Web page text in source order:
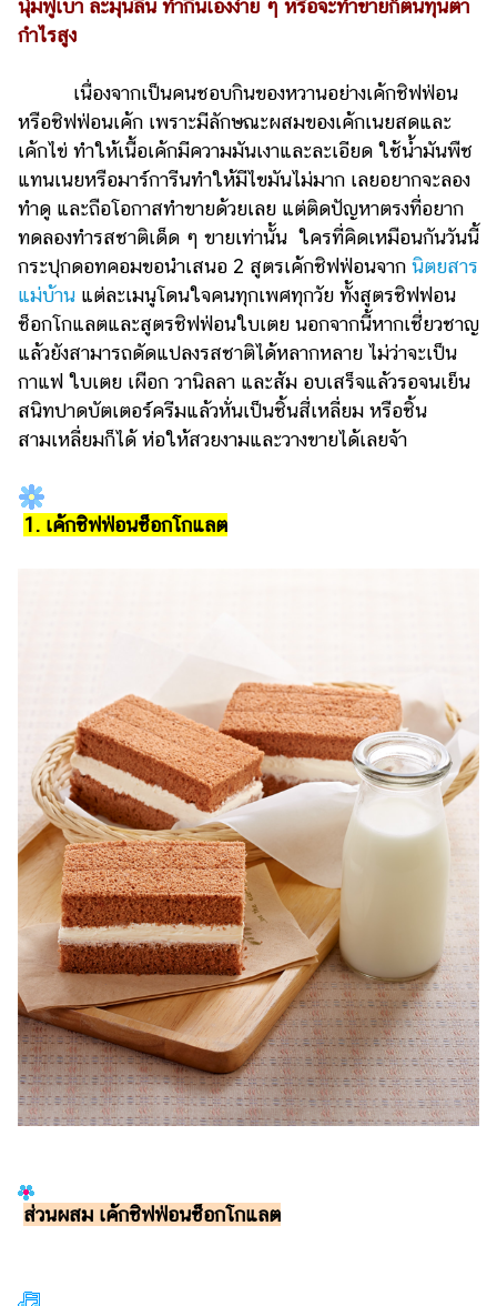
ดูด
วง
ผู้ชาย
สุขภาพ
ท่อง
สูตร
อาหาร
ง่ายๆ
ช้อป
ปิ้ง
บ้าน
ทอง
ราคา
น้ำมัน
วา
ไร
ตี้
แต่งงาน
แม่
และ
เด็ก
สัตว์
เลี้ยง
บริการ
กระปุก
นุ่มฟูเบา ละมุนลิ้น ทำกินเองง่าย ๆ หรือจะทำขายก็ต้นทุนต่ำ
กำไรสูง
เนื่องจากเป็นคนชอบกินของหวานอย่างเค้กชิฟฟ่อน
หรือชิฟฟ่อนเค้ก เพราะมีลักษณะผสมของเค้กเนยสดและ
เค้กไข่ ทำให้เนื้อเค้กมีความมันเงาและละเอียด ใช้น้ำมันพืช
แทนเนยหรือมาร์การีนทำให้มีไขมันไม่มาก เลยอยากจะลอง
ทำดู และถือโอกาสทำขายด้วยเลย แต่ติดปัญหาตรงที่อยาก
ทดลองทำรสชาติเด็ด ๆ ขายเท่านั้น ใครที่คิดเหมือนกันวันนี้
กระปุกดอทคอมขอนำเสนอ 2 สูตรเค้กชิฟฟ่อนจาก นิตยสาร
แม่บ้าน แต่ละเมนูโดนใจคนทุกเพศทุกวัย ทั้งสูตรชิฟฟอน
ช็อกโกแลตและสูตรชิฟฟ่อนใบเตย นอกจากนี้หากเชี่ยวชาญ
แล้วยังสามารถดัดแปลงรสชาติได้หลากหลาย ไม่ว่าจะเป็น
กาแฟ ใบเตย เผือก วานิลลา และส้ม อบเสร็จแล้วรอจนเย็น
สนิทปาดบัตเตอร์ครีมแล้วหั่นเป็นชิ้นสี่เหลี่ยม หรือชิ้น
สามเหลี่ยมก็ได้ ห่อให้สวยงามและวางขายได้เลยจ้า
1. เค้กชิฟฟ่อนช็อกโกแลต
ส่วนผสม เค้กชิฟฟ่อนช็อกโกแลต